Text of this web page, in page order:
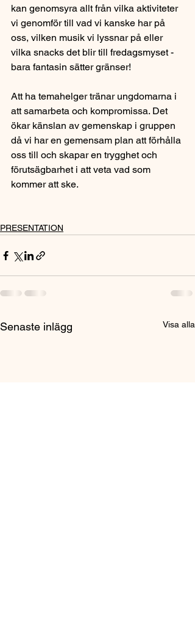
kan genomsyra allt från vilka aktiviteter
vi genomför till vad vi kanske har på
oss, vilken musik vi lyssnar på eller
vilka snacks det blir till fredagsmyset -
bara fantasin sätter gränser!
Att ha temahelger tränar ungdomarna i
att samarbeta och kompromissa. Det
ökar känslan av gemenskap i gruppen
då vi har en gemensam plan att förhålla
oss till och skapar en trygghet och
förutsägbarhet i att veta vad som
kommer att ske.
PRESENTATION
Senaste inlägg Visa alla